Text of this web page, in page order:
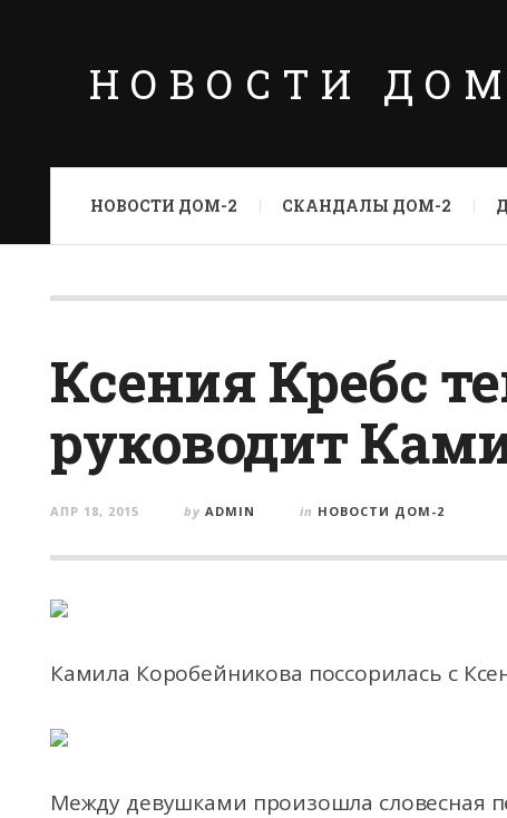
НОВОСТИ
НОВОСТИ ДОМ-2 СКАНДАЛЫ ДОМ-2
Ксения Кребс
руководит
АПР 18, 2015 by ADMIN in НОВОСТИ ДОМ-2
Камила Коробейникова поссорилась с
Между девушками произошла словесная